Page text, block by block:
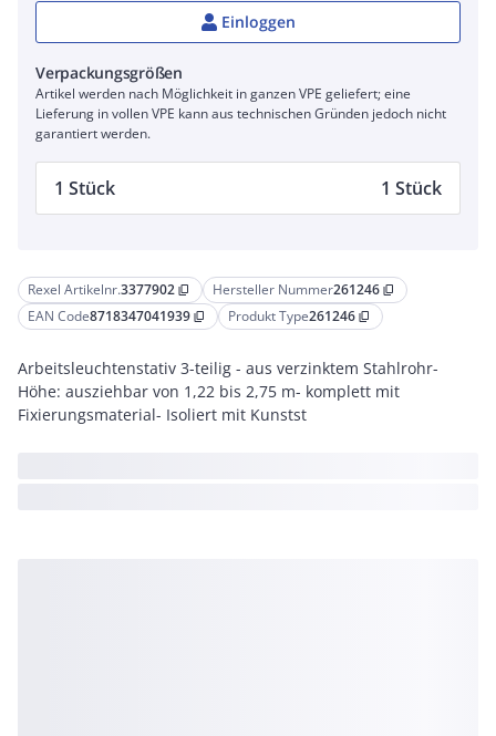
Rexel Artikelnr.3377902 content_copy Hersteller Nummer261246 content_copy
EAN Code8718347041939 content_copy Produkt Type261246 content_copy
Arbeitsleuchtenstativ 3-teilig - aus verzinktem Stahlrohr-
Höhe: ausziehbar von 1,22 bis 2,75 m- komplett mit
Fixierungsmaterial- Isoliert mit Kunstst
Einloggen
Verpackungsgrößen
Artikel werden nach Möglichkeit in ganzen VPE geliefert; eine
Lieferung in vollen VPE kann aus technischen Gründen jedoch nicht
garantiert werden.
1 Stück 1 Stück